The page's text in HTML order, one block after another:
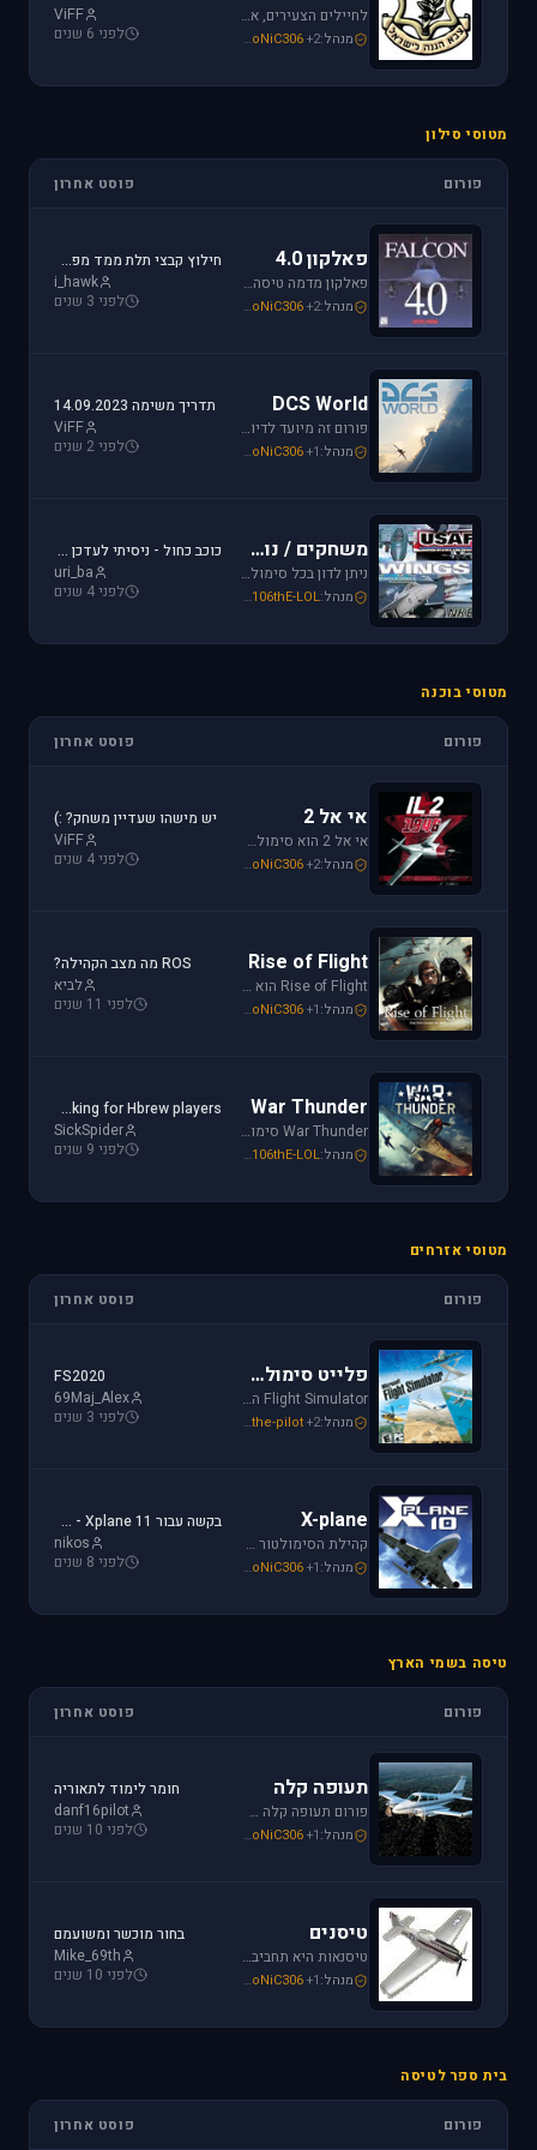
לחיילים הצעירים, אלו שעומדים ללבוש מדי זית ואלה שעדין קמים בבוקר לבית ספר, את כל הפרטים אודות הגיוס תמצאו כאן.
מנהל: loven SoNiC306+2
ViFF
לפני 6 שנים
מטוסי סילון
פורום פוסט אחרון
פאלקון 4.0
פאלקון מדמה טיסה בצורה ריאליסטית ומתקדמת במטוס ה-F-16. מתקשים? זקוקים לעזרה? רוצים לשתף תמונה או וידיאו מהטיסה שלכם ב- Falcon זהו הפורום המתאים.
מנהל: i_hawk SoNiC306+2
חילוץ קבצי תלת ממד מפאלקון
i_hawk
לפני 3 שנים
DCS World
פורום זה מיועד לדיון בסדרת הסימולטורים Digital Combat Simulator וכן בסדרת Lock On Modern Air Combat. מחפשים תמיכה? או סתם רוצים לשתף מידע ותמונות זהו המקום הנכון.
מנהל: SoNiC306+1
תדריך משימה 14.09.2023
ViFF
לפני 2 שנים
משחקים / נוסטלגיה
ניתן לדון בכל סימולטור טיסה או משחקים שאינם בגדר סימולטורים אשר אין להם פורום נפרד ובסימולטורים נוסטלגיים כגון: אף-15, אף-18, חיל האויר האמריקני, כוכב כחול - "חיל האויר הישראלי" וסטרייק פייטרס.
מנהל: Mike_69th ,106thE-LOL
כוכב כחול - ניסיתי לעדכן את לגירסה 1.1 וקיבלתי הודעת שגיאה.
uri_ba
לפני 4 שנים
מטוסי בוכנה
פורום פוסט אחרון
אי אל 2
אי אל 2 הוא סימולטור מלחמת העולם השניה מבית Oleg Maddox. טוס בספיטפייר ומוסטנג ושנה את ההיסטוריה במלחמות מעל שמי אירופה, צפון אפריקה והמזרח הרחוק.
מנהל: SoNiC306+2
יש מישהו שעדיין משחק? :)
ViFF
לפני 4 שנים
Rise of Flight
Rise of Flight הוא סימולטור מלחמת העולם הראשונה הטוב ביותר שיש! טוס בשמים הווירטואליים במטוסים האגדיים, Sopwith Camel, S.E.5a, Albatros D.Va וה-Fokker Dr.1 שטסו בהם אבירי מלחמת העולם. השמיים הווירטואליים צריכים אותך!
מנהל: Mike_69th SoNiC306+1
ROS מה מצב הקהילה?
לביא
לפני 11 שנים
War Thunder
War Thunder סימולטור טיסה קרבי השייך לתקופת מלחמת העולם השנייה, לכותר אפשרות לתפקד בקשת רחבה של רמות ריאליזם החל מאפשרות Arcade ועד לסימולטור של ממש.
מנהל: Mike_69th ,106thE-LOL
Looking for Hbrew players...
SickSpider
לפני 9 שנים
מטוסי אזרחים
פורום פוסט אחרון
פלייט סימולטור
Flight Simulator הוא סימולטור טיסה הפופולארי והריאליסטי ביותר בתחום התעופה האזרחית. שתף וקבל תמיכה עבור שדות תעופה, סינרים, צביעות ומטוסים עבור FSX ו-FS2004.
מנהל: Mike_69th ,the-pilot+2
FS2020
69Maj_Alex
לפני 3 שנים
X-plane
קהילת הסימולטור X-plane, סימולטור העתיד של התעופה האזרחית. בפורום תוכלו לקבל מידע ותמיכה. אז קדימה, תפסו את הג'ויסטיק והצטרפו לחוויה.
מנהל: Mike_69th SoNiC306+1
בקשה עבור Xplane 11 - צביעה של חברת ישראייר למטוס FF A320
nikos
לפני 8 שנים
טיסה בשמי הארץ
פורום פוסט אחרון
תעופה קלה
פורום תעופה קלה מתמחה בכל האפשרויות הקיימות: טייס ליום אחד, טיסה בשמי ישראל, חברות תעופה, בתי ספר לטיסה, רשיון טייס ואפילו טיסות רומנטיות.
מנהל: loven SoNiC306+1
חומר לימוד לתאוריה
danf16pilot
לפני 10 שנים
טיסנים
טיסנאות היא תחביב יקר, בואו לקבל תמיכה ומידע על טיסנים יד שניה, חנות טיסנים, טיסנים למתחילים וכמובן לשתף את החברים בחוויות. הצטרפו לפורום טיסנים!
מנהל: Iaf_Assaf SoNiC306+1
בחור מוכשר ומשועמם
Mike_69th
לפני 10 שנים
בית ספר לטיסה
פורום פוסט אחרון